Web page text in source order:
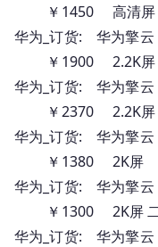
￥1450 高清屏
华为_订货: 华为擎
￥1900 2.2K屏
华为_订货: 华为擎
￥2370 2.2K屏
华为_订货: 华为擎云
￥1380 2K屏
华为_订货: 华为擎
￥1300 2K屏
华为_订货: 华为擎